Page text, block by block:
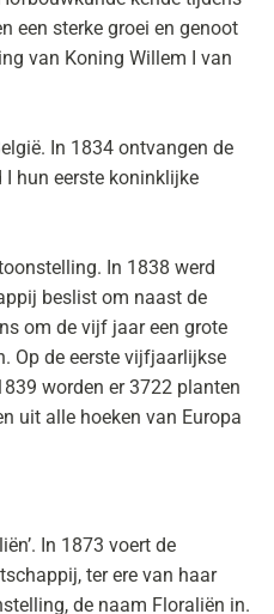
een sterke groei en genoot
van Koning Willem I van
In 1834 ontvangen de
hun eerste koninklijke
In 1838 werd
beslist om naast de
om de vijf jaar een grote
Op de eerste vijfjaarlijkse
worden er 3722 planten
uit alle hoeken van Europa
In 1873 voert de
ter ere van haar
de naam Floraliën in.